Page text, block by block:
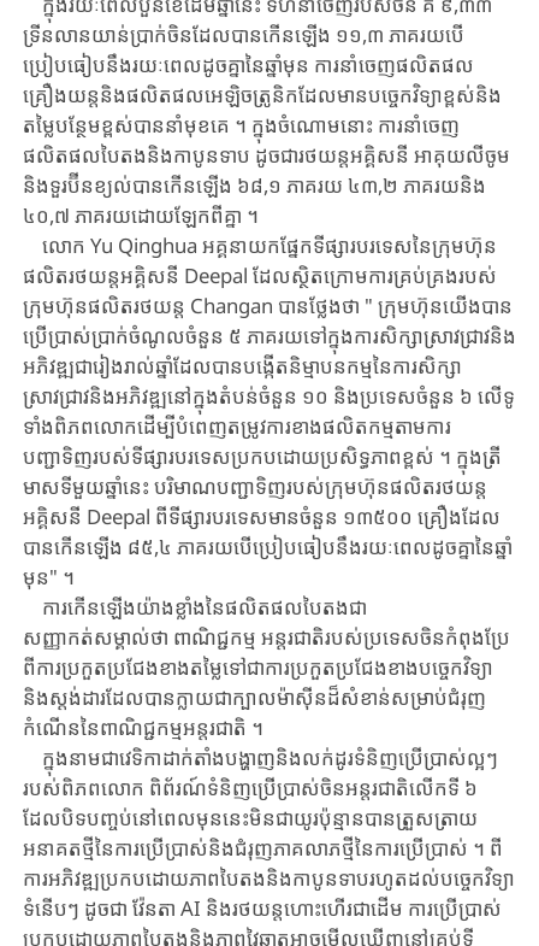
ទ្រីនលានយាន់​ប្រាក់​ចិន​ដែល​បានកើនឡើង ​១១,៣ ​ភាគរយ​បើ
ប្រៀបធៀបនឹងរយៈពេលដូចគ្នានៃឆ្នាំមុន ​ការ​នាំ​ចេញ​ផលិតផល
គ្រឿងយន្ត​និង​ផលិតផល​អេឡិចត្រូនិក​ដែលមានបច្ចេកវិទ្យាខ្ពស់​និង​
តម្លៃ​បន្ថែម​ខ្ពស់​បាន​នាំមុខគេ ​។ ​ក្នុងចំណោមនោះ ​ការនាំចេញ
ផលិតផលបៃតង​និង​កាបូន​ទាប ​ដូច​ជា​រថ​យ​ន្តអគ្គិសនី ​អាគុយលីចូម
និងទួរប៊ីនខ្យល់បានកើនឡើង ​៦៨,១ ​ភាគ​រយ ​៤៣,២ ​ភាគ​រយ​និង ​
៤០,៧ ​ភាគរយ​ដោយឡែកពីគ្នា ​។
លោក ​Yu ​Qinghua ​អគ្គនាយក​ផ្នែក​ទីផ្សារបរទេស​នៃ​ក្រុមហ៊ុន​
ផលិត​រថយន្តអគ្គិសនី ​Dee​pal ​ដែល​ស្ថិត​ក្រោម​ការ​គ្រប់​គ្រង​របស់​
ក្រុមហ៊ុន​ផលិត​រថយន្ត ​Changan ​បានថ្លែងថា ​" ក្រុម​ហ៊ុន​យើង​បាន​
ប្រើ​ប្រាស់​ប្រាក់​ចំណូល​ចំនួន ​៥ ​ភាគរយ​ទៅ​ក្នុង​ការ​សិក្សា​ស្រាវ​ជ្រាវ​និង​
អភិវឌ្ឍ​ជារៀងរាល់ឆ្នាំ​ដែល​បាន​បង្កើតនិម្មាបនកម្មនៃ​ការសិក្សា​
ស្រាវជ្រាវ​និង​អភិវឌ្ឍ​នៅ​ក្នុង​តំបន់​ចំនួន ​១០ ​និង​ប្រទេស​ចំនួន ​៦ ​លើ​ទូ
ទាំងពិភពលោក​ដើម្បី​បំពេញ​តម្រូវ​ការ​ខាង​ផលិត​កម្ម​តាមការ
បញ្ជាទិញ​របស់​ទីផ្សារបរទេស​ប្រកបដោយ​ប្រសិទ្ធភាព​ខ្ពស់ ​។ ​ក្នុង​ត្រី​
មាស​ទីមួយ​ឆ្នាំនេះ ​បរិមាណបញ្ជាទិញ​របស់​ក្រុមហ៊ុន​ផលិត​រថយន្ត​
អគ្គិសនី ​Deepal ​ពី​ទីផ្សារ​បរទេស​មាន​ចំនួន ​១៣៥០០ ​គ្រឿង​ដែល​
បាន​កើនឡើង ​៨៥,៤ ​ភាគ​រយ​បើ​ប្រៀប​ធៀប​នឹង​រយៈពេល​ដូចគ្នា​នៃ​ឆ្នាំ
មុន" ​។
ការកើនឡើង​យ៉ាងខ្លាំង​នៃ​ផលិតផលបៃតង​ជា
សញ្ញាកត់សម្គាល់ថា ​ពាណិជ្ជកម្ម​ ​អន្តរជាតិ​របស់ប្រទេសចិន​កំពុង​ប្រែ​
ពី​ការប្រកួតប្រជែងខាង​តម្លៃ​ទៅជា​ការប្រកួតប្រជែង​ខាង​បច្ចេកវិទ្យា​
និង​ស្តង់ដារ​ដែល​បាន​ក្លាយជាក្បាលម៉ាស៊ីនដ៏សំខាន់​សម្រាប់​ជំរុញ​
កំណើន​នៃ​ពាណិជ្ជកម្ម​អន្តរជាតិ ​។
ក្នុងនាមជាវេទិកាដាក់តាំងបង្ហាញ​និង​លក់ដូរ​ទំនិញ​ប្រើប្រាស់​ល្អៗ​
របស់​ពិភពលោក ​ពិព័រណ៍​ទំនិញប្រើប្រាស់ចិនអន្តរជាតិ​លើកទី ​៦ ​
ដែល​បិទបញ្ចប់​នៅពេលមុននេះមិនជាយូរ​ប៉ុន្មាន​បាន​ត្រួសត្រាយ
អនាគតថ្មី​នៃ​ការប្រើប្រាស់​និង​ជំរុញភាគលាភថ្មី​នៃការប្រើប្រាស់ ​។ ​ពី​
ការអភិវឌ្ឍ​ប្រកបដោយភាពបៃតងនិងកាបូនទាប​រហូតដល់​បច្ចេកវិទ្យា
ទំនើបៗ ​ដូចជា ​វ៉ែន​តា ​AI ​និងរថយន្តហោះហើរជាដើម ​ការប្រើប្រាស់
ប្រកបដោយ​ភាពបៃតង​និងភាព​វៃ​ឆ្លាត​អាច​មើលឃើញ​នៅគ្រប់ទី